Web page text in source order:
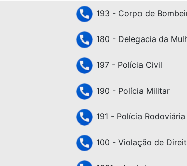
193 - Corpo de
180 - Delegacia da
197 - Polícia Civil
190 - Polícia Militar
191 - Polícia Rodoviária
100 - Violação de